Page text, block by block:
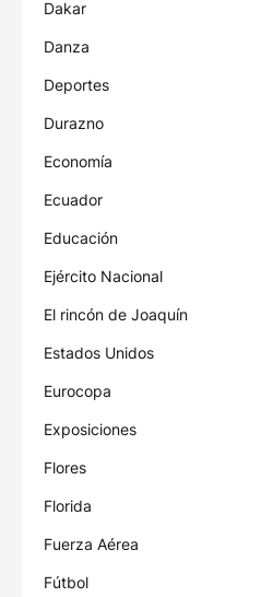
Dakar
Danza
Deportes
Durazno
Economía
Ecuador
Educación
Ejército Nacional
El rincón de Joaquín
Estados Unidos
Eurocopa
Exposiciones
Flores
Florida
Fuerza Aérea
Fútbol